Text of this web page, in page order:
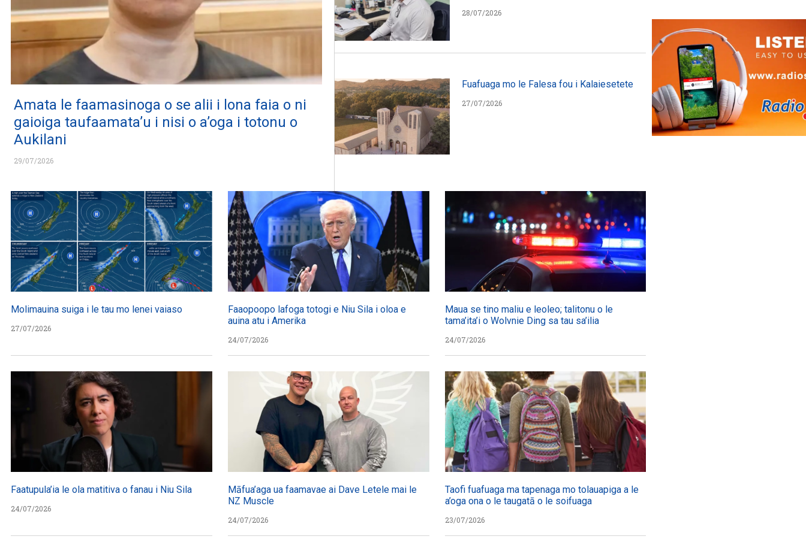
Amata le faamasinoga o se alii i lona faia o ni
gaioiga taufaamata’u i nisi o a’oga i totonu o
Aukilani
29/07/2026
28/07/2026
Fuafuaga mo le Falesa fou i Kalaiesetete
27/07/2026
Molimauina suiga i le tau mo lenei vaiaso
27/07/2026
Faaopoopo lafoga totogi e Niu Sila i oloa e
auina atu i Amerika
24/07/2026
Maua se tino maliu e leoleo; talitonu o le
tama’ita’i o Wolvnie Ding sa tau sa’ilia
24/07/2026
Faatupula’ia le ola matitiva o fanau i Niu Sila
24/07/2026
Māfua’aga ua faamavae ai Dave Letele mai le
NZ Muscle
24/07/2026
Taofi fuafuaga ma tapenaga mo tolauapiga a le
a’oga ona o le taugatā o le soifuaga
23/07/2026